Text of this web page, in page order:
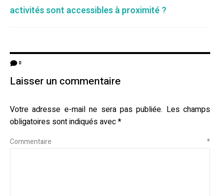
activités sont accessibles à proximité ?
0
Laisser un commentaire
Votre adresse e-mail ne sera pas publiée. Les champs
obligatoires sont indiqués avec*
Commentaire *